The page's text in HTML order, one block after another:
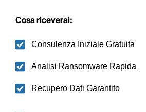
Cosa riceverai:
Consulenza Iniziale Gratuita
Analisi Ransomware Rapida
Recupero Dati Garantito